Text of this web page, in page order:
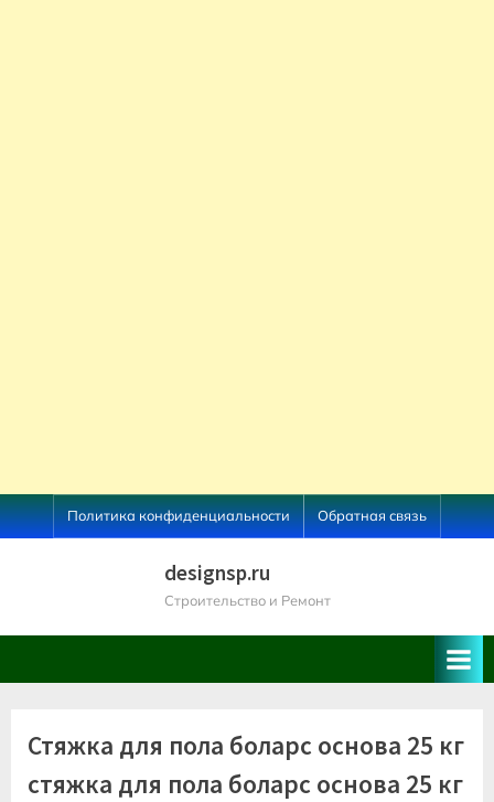
Skip
to
Политика конфиденциальности Обратная связь
designsp.ru
Строительство и Ремонт
Стяжка для пола боларс основа 25 кг
стяжка для пола боларс основа 25 кг